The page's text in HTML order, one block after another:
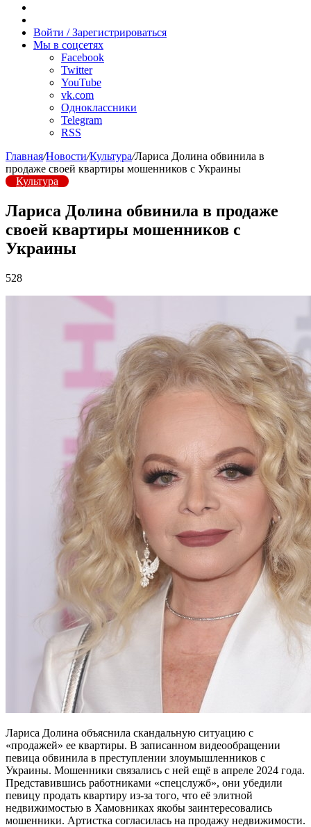
радио
Войти / Зарегистрироваться
Мы в соцсетях
Facebook
Twitter
YouTube
vk.com
Одноклассники
Telegram
RSS
Главная/Новости/Культура/Лариса Долина обвинила в
продаже своей квартиры мошенников с Украины
Культура
Лариса Долина обвинила в продаже
своей квартиры мошенников с
Украины
528
Лариса Долина объяснила скандальную ситуацию с
«продажей» ее квартиры. В записанном видеообращении
певица обвинила в преступлении злоумышленников с
Украины. Мошенники связались с ней ещё в апреле 2024 года.
Представившись работниками «спецслужб», они убедили
певицу продать квартиру из-за того, что её элитной
недвижимостью в Хамовниках якобы заинтересовались
мошенники. Артистка согласилась на продажу недвижимости.